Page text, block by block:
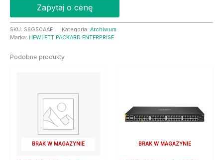
Zapytaj o cenę
SKU: S6G50AAE Kategoria: Archiwum
Marka: HEWLETT PACKARD ENTERPRISE
Podobne produkty
BRAK W MAGAZYNIE BRAK W MAGAZYNIE